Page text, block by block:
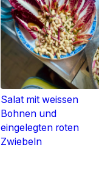
Salat mit weissen
Bohnen und
eingelegten roten
Zwiebeln